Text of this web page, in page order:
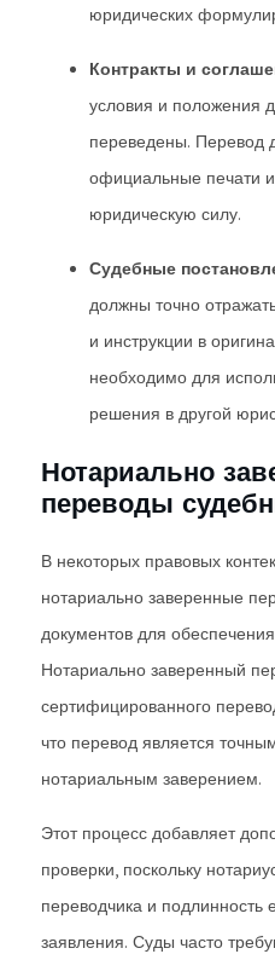
юридических
Контракты и
условия и положения
переведены. Перевод
официальные печати
юридическую силу.
Судебные
должны точно
и инструкции в
необходимо для
решения в другой
Нотариально
переводы
В некоторых правовых
нотариально заверенные
документов для
Нотариально заверенный
сертифицированного
что перевод является
нотариальным заверением.
Этот процесс добавляет
проверки, поскольку
переводчика и подлинность
заявления. Суды часто